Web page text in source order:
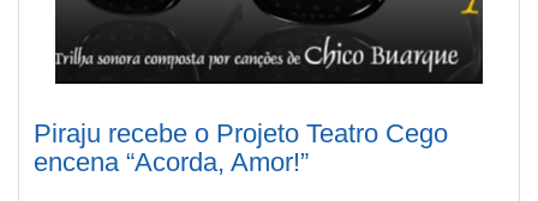
Piraju recebe o Projeto Teatro Cego
encena “Acorda, Amor!”